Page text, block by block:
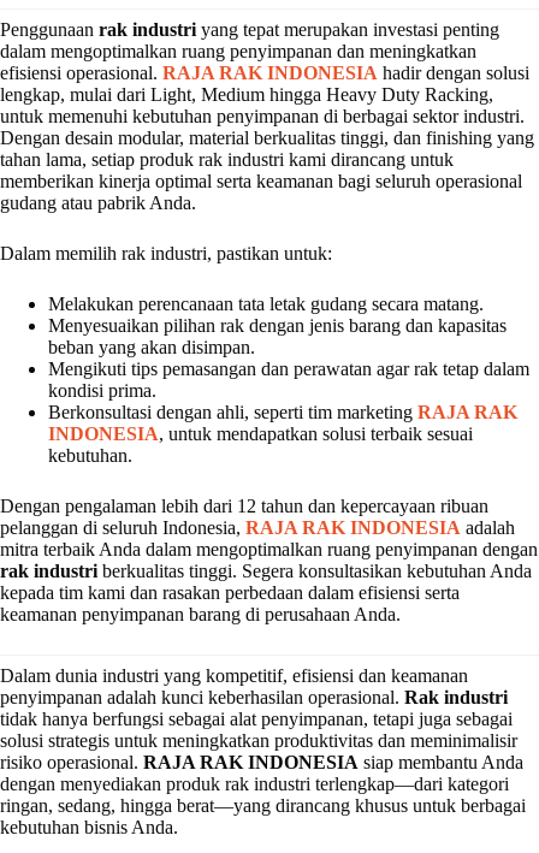
Penggunaan rak industri yang tepat merupakan investasi penting
dalam mengoptimalkan ruang penyimpanan dan meningkatkan
efisiensi operasional. RAJA RAK INDONESIA hadir dengan solusi
lengkap, mulai dari Light, Medium hingga Heavy Duty Racking,
untuk memenuhi kebutuhan penyimpanan di berbagai sektor industri.
Dengan desain modular, material berkualitas tinggi, dan finishing yang
tahan lama, setiap produk rak industri kami dirancang untuk
memberikan kinerja optimal serta keamanan bagi seluruh operasional
gudang atau pabrik Anda.
Dalam memilih rak industri, pastikan untuk:
Melakukan perencanaan tata letak gudang secara matang.
Menyesuaikan pilihan rak dengan jenis barang dan kapasitas
beban yang akan disimpan.
Mengikuti tips pemasangan dan perawatan agar rak tetap dalam
kondisi prima.
Berkonsultasi dengan ahli, seperti tim marketing RAJA RAK
INDONESIA, untuk mendapatkan solusi terbaik sesuai
kebutuhan.
Dengan pengalaman lebih dari 12 tahun dan kepercayaan ribuan
pelanggan di seluruh Indonesia, RAJA RAK INDONESIA adalah
mitra terbaik Anda dalam mengoptimalkan ruang penyimpanan dengan
rak industri berkualitas tinggi. Segera konsultasikan kebutuhan Anda
kepada tim kami dan rasakan perbedaan dalam efisiensi serta
keamanan penyimpanan barang di perusahaan Anda.
Dalam dunia industri yang kompetitif, efisiensi dan keamanan
penyimpanan adalah kunci keberhasilan operasional. Rak industri
tidak hanya berfungsi sebagai alat penyimpanan, tetapi juga sebagai
solusi strategis untuk meningkatkan produktivitas dan meminimalisir
risiko operasional. RAJA RAK INDONESIA siap membantu Anda
dengan menyediakan produk rak industri terlengkap—dari kategori
ringan, sedang, hingga berat—yang dirancang khusus untuk berbagai
kebutuhan bisnis Anda.